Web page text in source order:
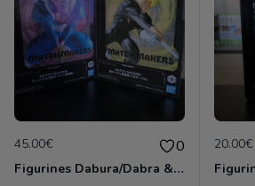
45.00€ 0
Figurines Dabura/Dabra & Son Gohan Super Saiyan – Match Makers – Dragon Ball Z – Officielles Japon
20.00€